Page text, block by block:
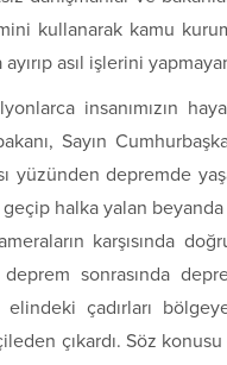
kullanarak kamu
asıl işlerini
insanımızın
Sayın
depremde
halka yalan
karşısında
sonrasında
çadırları bölgeye
çıkardı. Söz